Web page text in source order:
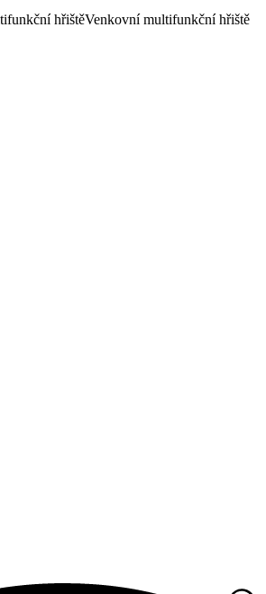
Venkovní multifunkční hřiště